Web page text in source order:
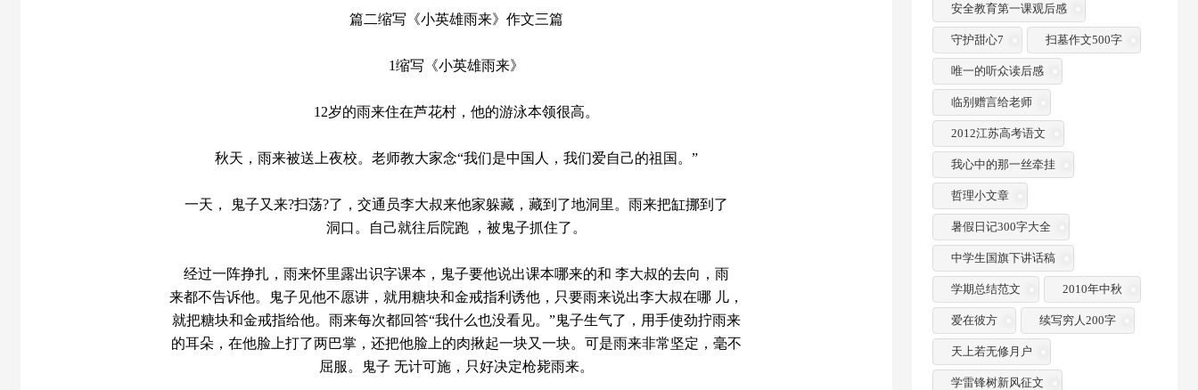
篇二缩写《小英雄雨来》作文三篇
1缩写《小英雄雨来》
12岁的雨来住在芦花村，他的游泳本领很高。
秋天，雨来被送上夜校。老师教大家念“我们是中国人，我们爱自己的祖国。”
一天， 鬼子又来?扫荡?了，交通员李大叔来他家躲藏，藏到了地洞里。雨来把缸挪到了
洞口。自己就往后院跑 ，被鬼子抓住了。
经过一阵挣扎，雨来怀里露出识字课本，鬼子要他说出课本哪来的和 李大叔的去向，雨
来都不告诉他。鬼子见他不愿讲，就用糖块和金戒指利诱他，只要雨来说出李大叔在哪 儿，
就把糖块和金戒指给他。雨来每次都回答“我什么也没看见。”鬼子生气了，用手使劲拧雨来
的耳朵，在他脸上打了两巴掌，还把他脸上的肉揪起一块又一块。可是雨来非常坚定，毫不
屈服。鬼子 无计可施，只好决定枪毙雨来。
安全教育第一课观后感
守护甜心7 扫墓作文500字
唯一的听众读后感
临别赠言给老师
2012江苏高考语文
我心中的那一丝牵挂
哲理小文章
暑假日记300字大全
中学生国旗下讲话稿
学期总结范文 2010年中秋
爱在彼方 续写穷人200字
天上若无修月户
学雷锋树新风征文